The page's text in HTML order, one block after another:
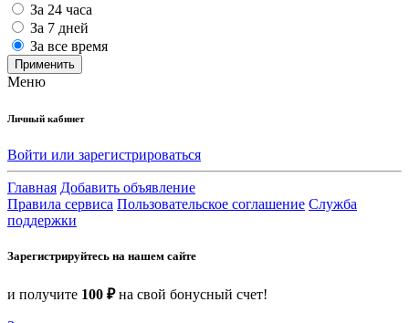
За 24 часа
За 7 дней
За все время
Применить
Меню
Личный кабинет
Войти или зарегистрироваться
Главная Добавить объявление
Правила сервиса Пользовательское соглашение Служба
поддержки
Зарегистрируйтесь на нашем сайте
и получите 100 ₽на свой бонусный счет!